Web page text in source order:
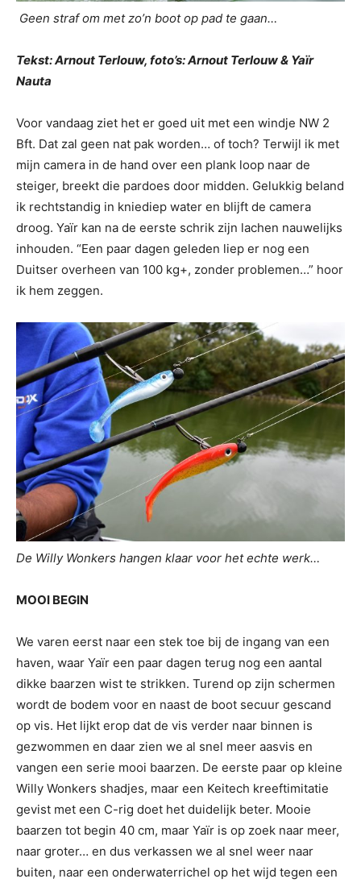
Geen straf om met zo’n boot op pad te gaan…
Tekst: Arnout Terlouw, foto’s: Arnout Terlouw & Yaïr
Nauta
Voor vandaag ziet het er goed uit met een windje NW 2
Bft. Dat zal geen nat pak worden… of toch? Terwijl ik met
mijn camera in de hand over een plank loop naar de
steiger, breekt die pardoes door midden. Gelukkig beland
ik rechtstandig in kniediep water en blijft de camera
droog. Yaïr kan na de eerste schrik zijn lachen nauwelijks
inhouden. “Een paar dagen geleden liep er nog een
Duitser overheen van 100 kg+, zonder problemen…” hoor
ik hem zeggen.
De Willy Wonkers hangen klaar voor het echte werk…
MOOI BEGIN
We varen eerst naar een stek toe bij de ingang van een
haven, waar Yaïr een paar dagen terug nog een aantal
dikke baarzen wist te strikken. Turend op zijn schermen
wordt de bodem voor en naast de boot secuur gescand
op vis. Het lijkt erop dat de vis verder naar binnen is
gezwommen en daar zien we al snel meer aasvis en
vangen een serie mooi baarzen. De eerste paar op kleine
Willy Wonkers shadjes, maar een Keitech kreeftimitatie
gevist met een C-rig doet het duidelijk beter. Mooie
baarzen tot begin 40 cm, maar Yaïr is op zoek naar meer,
naar groter… en dus verkassen we al snel weer naar
buiten, naar een onderwaterrichel op het wijd tegen een